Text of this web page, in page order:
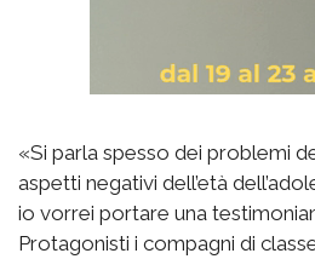
«Si parla spesso dei problemi
aspetti negativi dell’età
io vorrei portare una
Protagonisti i compagni di